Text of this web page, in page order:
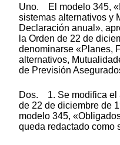
Uno. El modelo 345,
sistemas alternativos y
Declaración anual»,
la Orden de 22 de
denominarse «Planes,
alternativos,
de Previsión
Dos. 1. Se modifica el
de 22 de diciembre de
modelo 345,
queda redactado como